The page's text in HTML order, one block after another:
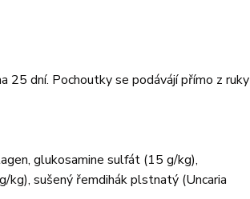
25 dní. Pochoutky se podávájí přímo z ruky
glukosamine sulfát (15 g/kg),
sušený řemdihák plstnatý (Uncaria